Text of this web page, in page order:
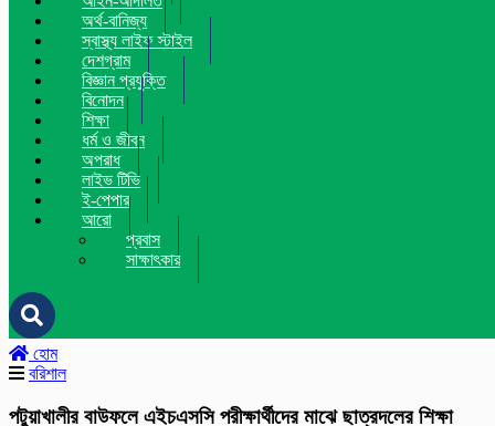
অর্থ-বানিজ্য
স্বাস্থ্য লাইফ স্টাইল
দেশগ্রাম
বিজ্ঞান প্রযুক্তি
বিনোদন
শিক্ষা
ধর্ম ও জীবন
অপরাধ
লাইভ টিভি
ই-পেপার
আরো
প্রবাস
সাক্ষাৎকার
হোম
বরিশাল
পটুয়াখালীর বাউফলে এইচএসসি পরীক্ষার্থীদের মাঝে ছাত্রদলের শিক্ষা